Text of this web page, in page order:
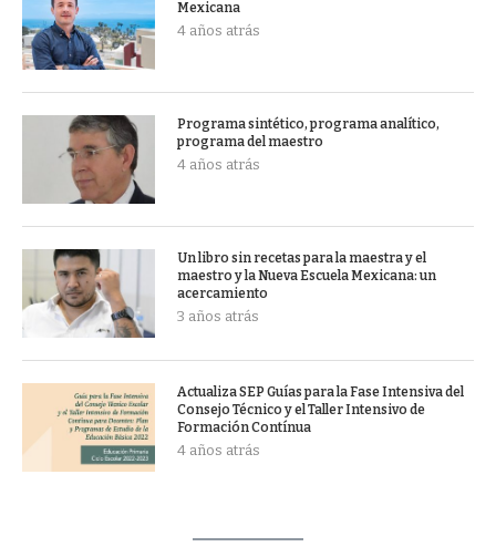
Mexicana
4 años atrás
Programa sintético, programa analítico,
programa del maestro
4 años atrás
Un libro sin recetas para la maestra y el
maestro y la Nueva Escuela Mexicana: un
acercamiento
3 años atrás
Actualiza SEP Guías para la Fase Intensiva del
Consejo Técnico y el Taller Intensivo de
Formación Contínua
4 años atrás